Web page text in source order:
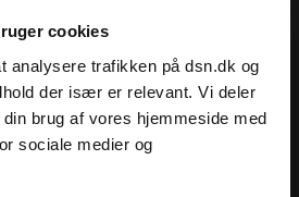
cookies
analysere trafikken på dsn.dk og
der især er relevant. Vi deler
brug af vores hjemmeside med
sociale medier og